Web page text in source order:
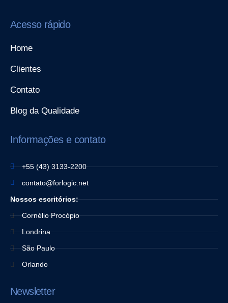
Acesso rápido
Home
Clientes
Contato
Blog da Qualidade
Informações e contato
+55 (43) 3133-2200
contato@forlogic.net
Nossos escritórios:
Cornélio Procópio
Londrina
São Paulo
Orlando
Newsletter